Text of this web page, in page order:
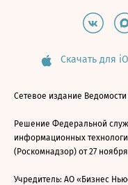
Скачать для
Сетевое издание
Решение Федеральной
информационных
(Роскомнадзор) от 27
Учредитель: АО «Бизнес